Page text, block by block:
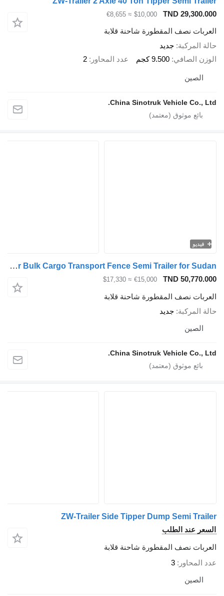
TND
$10,000
≈ €8,655
نصف المقطورة شاحنة قلابة
جديد
الصافي
9.500 كجم عدد المحاور 2
China Sinotruk Vehicle
ZW-Trailer Bulk Cargo Transport Fence Semi Trailer for Sudan
TND
€15,000
≈ $17,330
نصف المقطورة شاحنة قلابة
جديد
China Sinotruk Vehicle
ZW-Trailer Side Tipper Dump Semi
عند الطلب
نصف المقطورة شاحنة قلابة
3